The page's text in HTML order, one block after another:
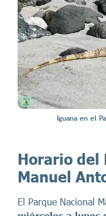
Iguana en el
Horario del
Manuel
El Parque Nacional